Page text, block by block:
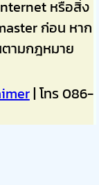
หรือสิ่ง
ก่อน หาก
ตามกฎหมาย
| โทร 086-